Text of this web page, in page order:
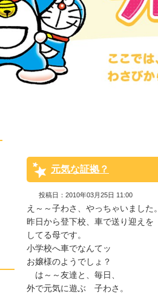
元気な証拠？
投稿日：2010年03月25日 11:00
え～～子わさ、やっちゃいました。
昨日から登下校、車で送り迎えを
してる母です。
小学校へ車でなんてッ
お嬢様のようでしょ？
は～～友達と、毎日、
外で元気に遊ぶ　子わさ。